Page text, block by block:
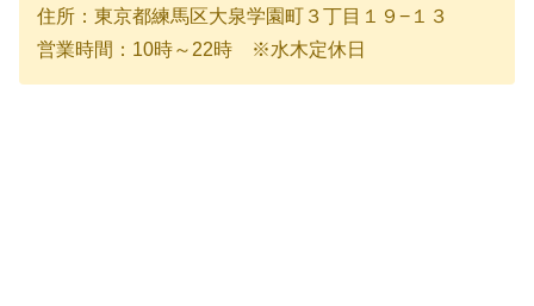
住所：東京都練馬区大泉学園町３丁目１９−１３
営業時間：10時～22時 ※水木定休日